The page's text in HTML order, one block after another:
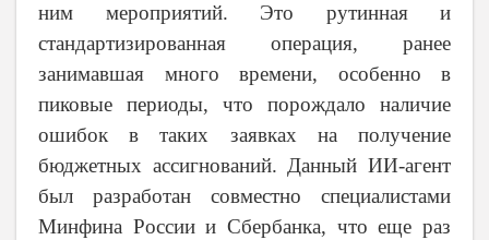
ним мероприятий. Это рутинная и
стандартизированная операция, ранее
занимавшая много времени, особенно в
пиковые периоды, что порождало наличие
ошибок в таких заявках на получение
бюджетных ассигнований. Данный ИИ-агент
был разработан совместно специалистами
Минфина России и Сбербанка, что еще раз